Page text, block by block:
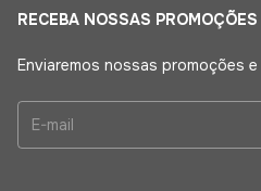
RECEBA NOSSAS PROMOÇÕES
Enviaremos nossas promoções e